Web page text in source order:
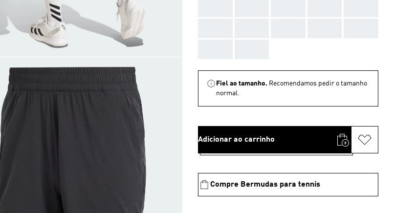
Fiel ao tamanho. Recomendamos pedir o tamanho
normal.
Adicionar ao carrinho
Compre Bermudas para tennis